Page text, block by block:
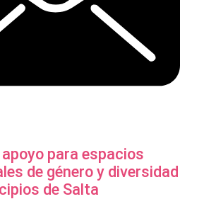
para espacios
de género y diversidad
de Salta